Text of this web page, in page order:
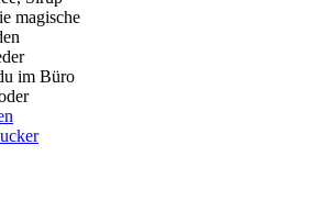
magische
im Büro